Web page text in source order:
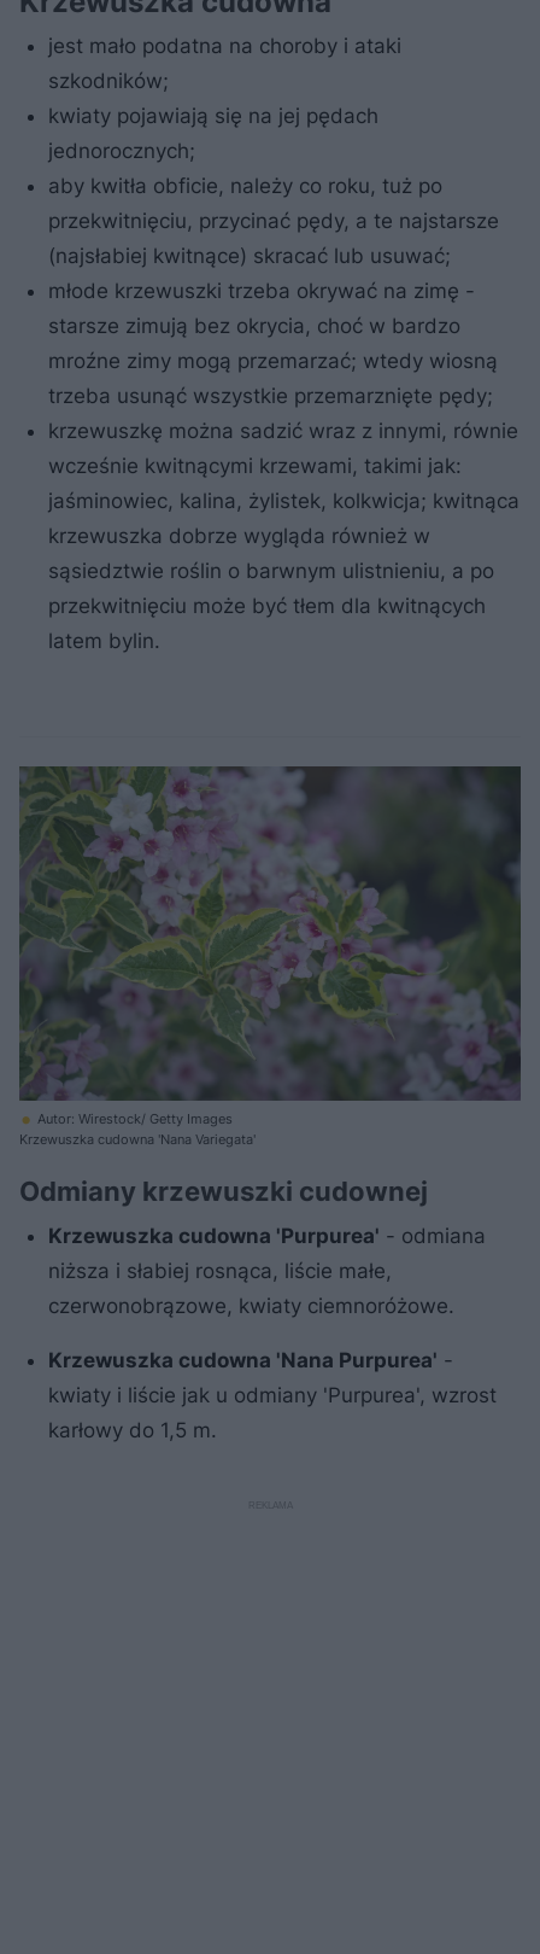
jest mało podatna na choroby i ataki
szkodników;
kwiaty pojawiają się na jej pędach
jednorocznych;
aby kwitła obficie, należy co roku, tuż po
przekwitnięciu, przycinać pędy, a te najstarsze
(najsłabiej kwitnące) skracać lub usuwać;
młode krzewuszki trzeba okrywać na zimę -
starsze zimują bez okrycia, choć w bardzo
mroźne zimy mogą przemarzać; wtedy wiosną
trzeba usunąć wszystkie przemarznięte pędy;
krzewuszkę można sadzić wraz z innymi, równie
wcześnie kwitnącymi krzewami, takimi jak:
jaśminowiec, kalina, żylistek, kolkwicja; kwitnąca
krzewuszka dobrze wygląda również w
sąsiedztwie roślin o barwnym ulistnieniu, a po
przekwitnięciu może być tłem dla kwitnących
latem bylin.
Autor: Wirestock/ Getty Images
Krzewuszka cudowna 'Nana Variegata'
Odmiany krzewuszki cudownej
Krzewuszka cudowna 'Purpurea' - odmiana
niższa i słabiej rosnąca, liście małe,
czerwonobrązowe, kwiaty ciemnoróżowe.
Krzewuszka cudowna 'Nana Purpurea' -
kwiaty i liście jak u odmiany 'Purpurea', wzrost
karłowy do 1,5 m.